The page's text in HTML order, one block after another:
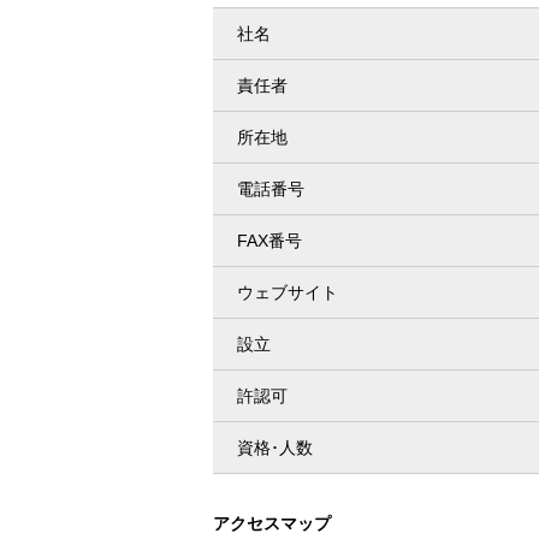
社名
責任者
所在地
電話番号
FAX番号
ウェブサイト
設立
許認可
資格･人数
アクセスマップ